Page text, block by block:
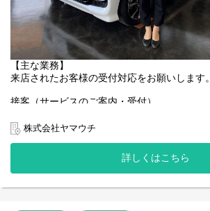
【主な業務】
来店されたお客様の受付対応をお願いします。
接客（サービスのご案内・受付）
車両の販売業務サポート
株式会社ヤマウチ
詳しくはこちら